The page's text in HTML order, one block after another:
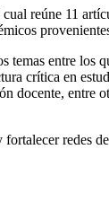
reúne 11
entre
crítica en
redes